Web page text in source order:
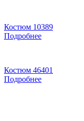
Костюм 10389
Подробнее
Костюм 46401
Подробнее